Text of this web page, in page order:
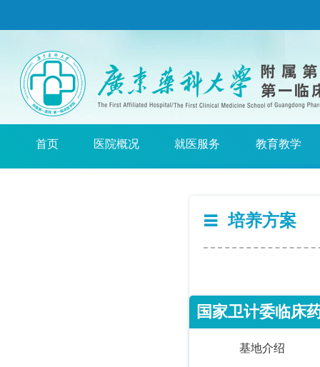
首页 医院概况 就医服务 教育教学
培养方案
国家卫计委临床
训基地
基地介绍